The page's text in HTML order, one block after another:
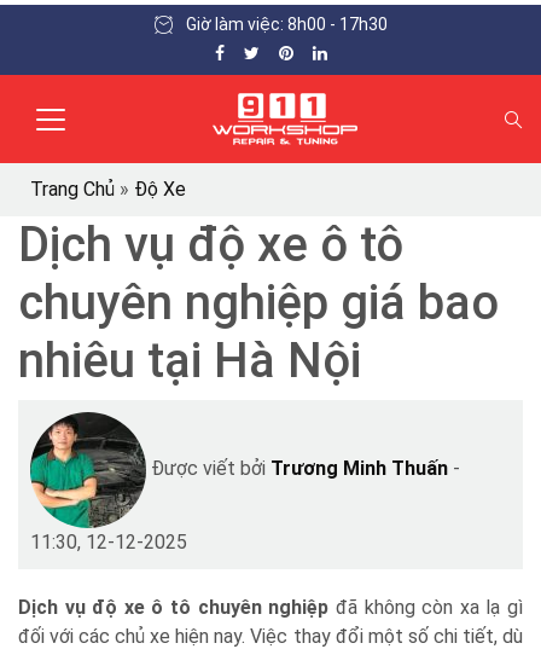
Giờ làm việc: 8h00 - 17h30
Trang Chủ » Độ Xe
Dịch vụ độ xe ô tô
chuyên nghiệp giá bao
nhiêu tại Hà Nội
Được viết bởi Trương Minh Thuấn -
11:30, 12-12-2025
Dịch vụ độ xe ô tô chuyên nghiệp đã không còn xa lạ gì
đối với các chủ xe hiện nay. Việc thay đổi một số chi tiết, dù